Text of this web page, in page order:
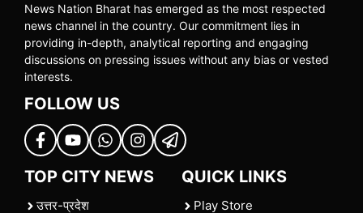
News Nation Bharat has emerged as the most respected
news channel in the country. Our commitment lies in
providing in-depth, analytical reporting and engaging
discussions on pressing issues without any bias or vested
interests.
FOLLOW US
TOP CITY NEWS
उत्तर-प्रदेश
QUICK LINKS
Play Store